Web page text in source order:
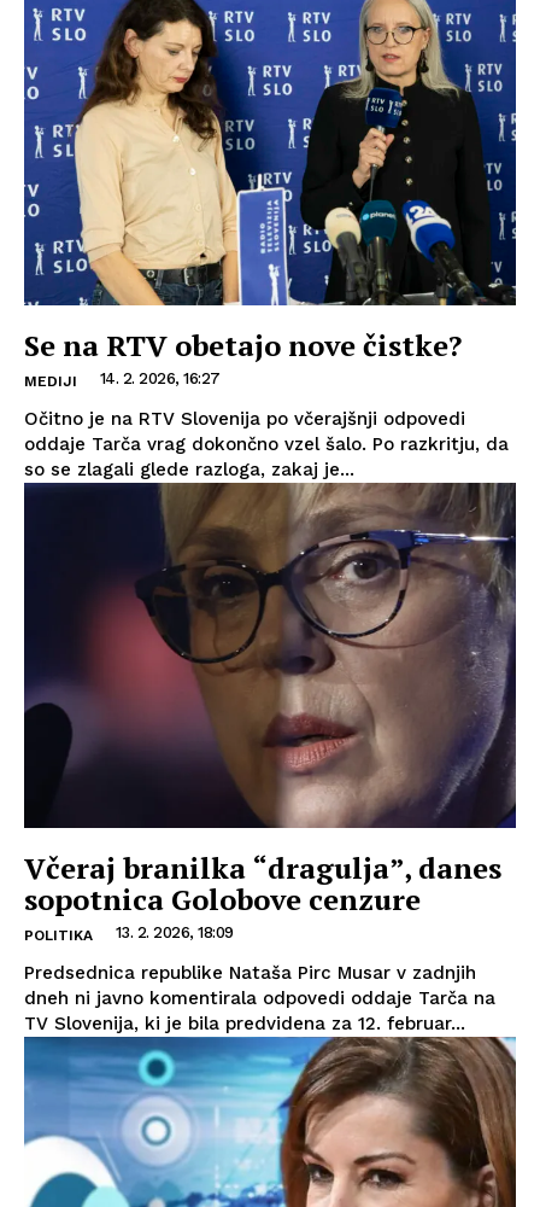
Se na RTV obetajo nove čistke?
MEDIJI 14. 2. 2026, 16:27
Očitno je na RTV Slovenija po včerajšnji odpovedi
oddaje Tarča vrag dokončno vzel šalo. Po razkritju, da
so se zlagali glede razloga, zakaj je...
Včeraj branilka “dragulja”, danes
sopotnica Golobove cenzure
POLITIKA 13. 2. 2026, 18:09
Predsednica republike Nataša Pirc Musar v zadnjih
dneh ni javno komentirala odpovedi oddaje Tarča na
TV Slovenija, ki je bila predvidena za 12. februar...